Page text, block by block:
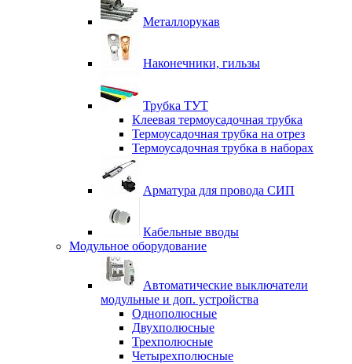
Металлорукав
Наконечники, гильзы
Трубка ТУТ
Клеевая термоусадочная трубка
Термоусадочная трубка на отрез
Термоусадочная трубка в наборах
Арматура для провода СИП
Кабельные вводы
Модульное оборудование
Автоматические выключатели
модульные и доп. устройства
Однополюсные
Двухполюсные
Трехполюсные
Четырехполюсные